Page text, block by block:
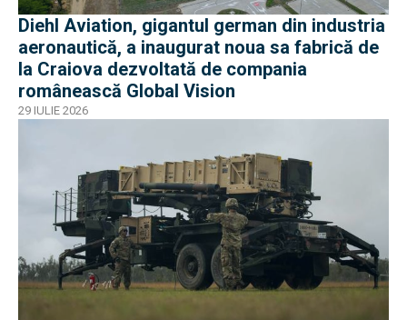
Diehl Aviation, gigantul german din industria
aeronautică, a inaugurat noua sa fabrică de
la Craiova dezvoltată de compania
românească Global Vision
29 IULIE 2026